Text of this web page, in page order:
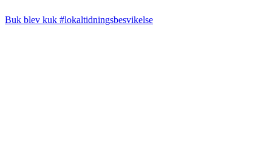
Buk blev kuk #lokaltidningsbesvikelse